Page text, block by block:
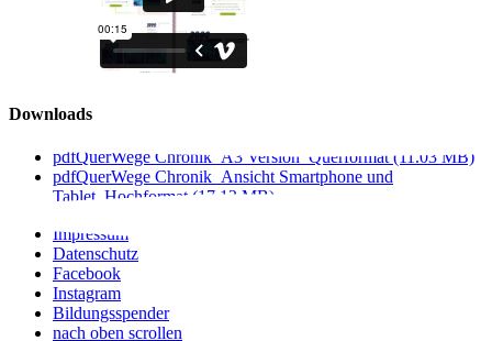
Downloads
pdfQuerWege Chronik_A3 Version_Querformat (11.03 MB)
pdfQuerWege Chronik_Ansicht Smartphone und
Tablet_Hochformat (17.13 MB)
Impressum
Datenschutz
Facebook
Instagram
Bildungsspender
nach oben scrollen